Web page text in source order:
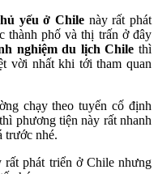
yếu ở Chilenày rất phát
thành phố và thị trấn ở đây
nghiệm du lịch Chile thì
vời nhất khi tới tham quan
chạy theo tuyến cố định
phương tiện này rất nhanh
trước nhé.
phát triển ở Chile nhưng